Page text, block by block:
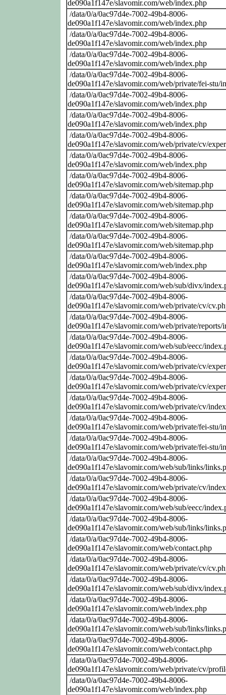
de090a1f147e/slavomir.com/web/index.php
/data/0/a/0ac97d4e-7002-49b4-8006-
de090a1f147e/slavomir.com/web/index.php
/data/0/a/0ac97d4e-7002-49b4-8006-
de090a1f147e/slavomir.com/web/index.php
/data/0/a/0ac97d4e-7002-49b4-8006-
de090a1f147e/slavomir.com/web/index.php
/data/0/a/0ac97d4e-7002-49b4-8006-
de090a1f147e/slavomir.com/web/private/fei-stu/
/data/0/a/0ac97d4e-7002-49b4-8006-
de090a1f147e/slavomir.com/web/index.php
/data/0/a/0ac97d4e-7002-49b4-8006-
de090a1f147e/slavomir.com/web/index.php
/data/0/a/0ac97d4e-7002-49b4-8006-
de090a1f147e/slavomir.com/web/private/cv/
/data/0/a/0ac97d4e-7002-49b4-8006-
de090a1f147e/slavomir.com/web/index.php
/data/0/a/0ac97d4e-7002-49b4-8006-
de090a1f147e/slavomir.com/web/sitemap.php
/data/0/a/0ac97d4e-7002-49b4-8006-
de090a1f147e/slavomir.com/web/sitemap.php
/data/0/a/0ac97d4e-7002-49b4-8006-
de090a1f147e/slavomir.com/web/sitemap.php
/data/0/a/0ac97d4e-7002-49b4-8006-
de090a1f147e/slavomir.com/web/sitemap.php
/data/0/a/0ac97d4e-7002-49b4-8006-
de090a1f147e/slavomir.com/web/index.php
/data/0/a/0ac97d4e-7002-49b4-8006-
de090a1f147e/slavomir.com/web/sub/divx/
/data/0/a/0ac97d4e-7002-49b4-8006-
de090a1f147e/slavomir.com/web/private/cv/
/data/0/a/0ac97d4e-7002-49b4-8006-
de090a1f147e/slavomir.com/web/private/reports/
/data/0/a/0ac97d4e-7002-49b4-8006-
de090a1f147e/slavomir.com/web/sub/eecc/
/data/0/a/0ac97d4e-7002-49b4-8006-
de090a1f147e/slavomir.com/web/private/cv/
/data/0/a/0ac97d4e-7002-49b4-8006-
de090a1f147e/slavomir.com/web/private/cv/
/data/0/a/0ac97d4e-7002-49b4-8006-
de090a1f147e/slavomir.com/web/private/cv/
/data/0/a/0ac97d4e-7002-49b4-8006-
de090a1f147e/slavomir.com/web/private/fei-stu/
/data/0/a/0ac97d4e-7002-49b4-8006-
de090a1f147e/slavomir.com/web/private/fei-stu/
/data/0/a/0ac97d4e-7002-49b4-8006-
de090a1f147e/slavomir.com/web/sub/links/
/data/0/a/0ac97d4e-7002-49b4-8006-
de090a1f147e/slavomir.com/web/private/cv/
/data/0/a/0ac97d4e-7002-49b4-8006-
de090a1f147e/slavomir.com/web/sub/eecc/
/data/0/a/0ac97d4e-7002-49b4-8006-
de090a1f147e/slavomir.com/web/sub/links/
/data/0/a/0ac97d4e-7002-49b4-8006-
de090a1f147e/slavomir.com/web/contact.php
/data/0/a/0ac97d4e-7002-49b4-8006-
de090a1f147e/slavomir.com/web/private/cv/
/data/0/a/0ac97d4e-7002-49b4-8006-
de090a1f147e/slavomir.com/web/sub/divx/
/data/0/a/0ac97d4e-7002-49b4-8006-
de090a1f147e/slavomir.com/web/index.php
/data/0/a/0ac97d4e-7002-49b4-8006-
de090a1f147e/slavomir.com/web/sub/links/
/data/0/a/0ac97d4e-7002-49b4-8006-
de090a1f147e/slavomir.com/web/contact.php
/data/0/a/0ac97d4e-7002-49b4-8006-
de090a1f147e/slavomir.com/web/private/cv/
/data/0/a/0ac97d4e-7002-49b4-8006-
de090a1f147e/slavomir.com/web/index.php